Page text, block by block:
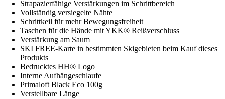
Strapazierfähige Verstärkungen im Schrittbereich
Vollständig versiegelte Nähte
Schrittkeil für mehr Bewegungsfreiheit
Taschen für die Hände mit YKK® Reißverschluss
Verstärkung am Saum
SKI FREE-Karte in bestimmten Skigebieten beim Kauf dieses
Produkts
Bedrucktes HH® Logo
Interne Aufhängeschlaufe
Primaloft Black Eco 100g
Verstellbare Länge